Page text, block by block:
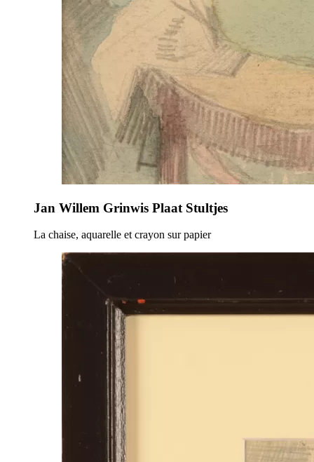
Jan Willem Grinwis Plaat Stultjes
La chaise, aquarelle et crayon sur papier